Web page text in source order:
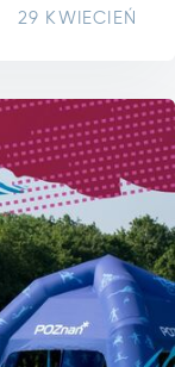
29 KWIECIEŃ